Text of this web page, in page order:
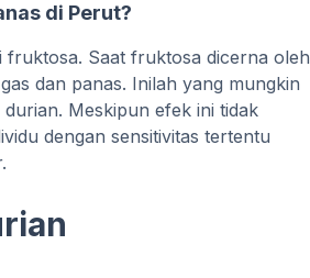
di Perut?
fruktosa. Saat fruktosa dicerna oleh
dan panas. Inilah yang mungkin
Meskipun efek ini tidak
dengan sensitivitas tertentu